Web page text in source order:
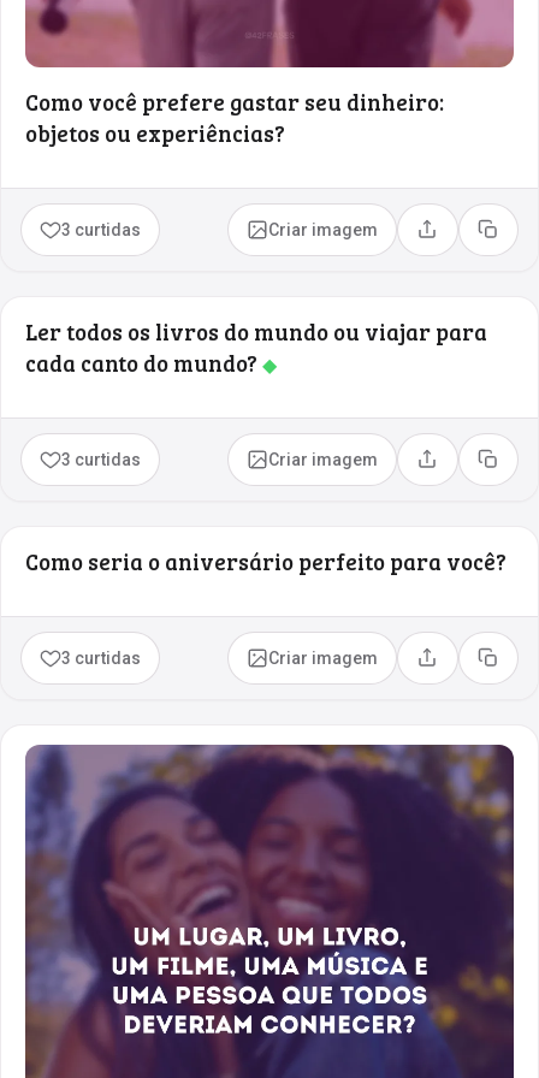
Como você prefere gastar seu dinheiro:
objetos ou experiências?
3 curtidas Criar imagem Compartilhar
Copiar
Ler todos os livros do mundo ou viajar para
cada canto do mundo? ◆
3 curtidas Criar imagem Compartilhar
Copiar
Como seria o aniversário perfeito para você?
3 curtidas Criar imagem Compartilhar
Copiar